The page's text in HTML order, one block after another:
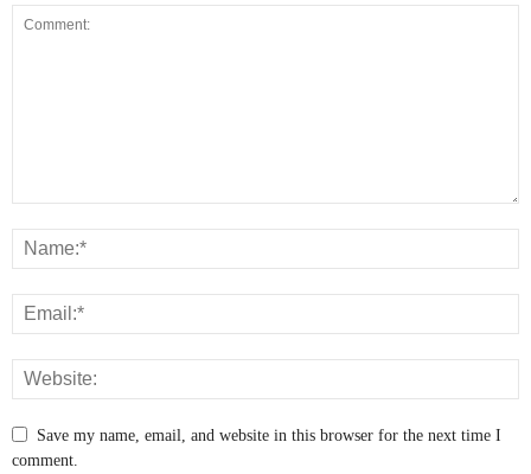
Save my name, email, and website in this browser for the next time I
comment.